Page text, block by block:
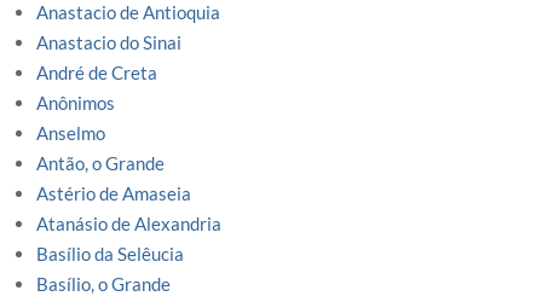
Anastacio de Antioquia
Anastacio do Sinai
André de Creta
Anônimos
Anselmo
Antão, o Grande
Astério de Amaseia
Atanásio de Alexandria
Basílio da Selêucia
Basílio, o Grande